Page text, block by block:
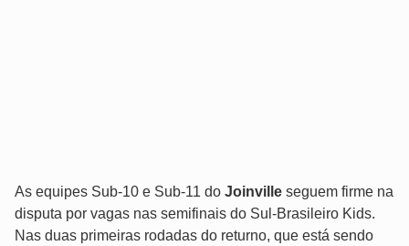
As equipes Sub-10 e Sub-11 do Joinville seguem firme na
disputa por vagas nas semifinais do Sul-Brasileiro Kids.
Nas duas primeiras rodadas do returno, que está sendo